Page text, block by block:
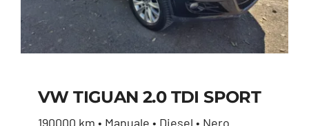
VW TIGUAN 2.0 TDI SPORT
190000 km • Manuale • Diesel • Nero